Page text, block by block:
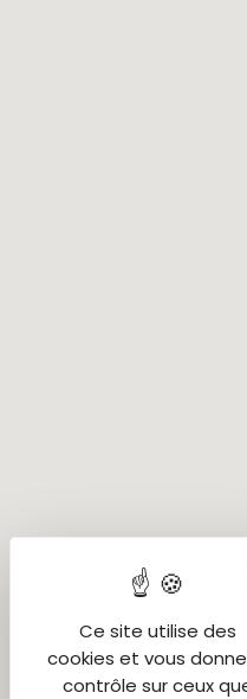
Ce site utilise des
cookies et vous
contrôle sur ceux